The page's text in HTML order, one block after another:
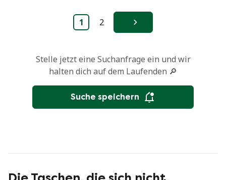
1 2 Weiter
Stelle jetzt eine Suchanfrage ein und wir
halten dich auf dem Laufenden 🔎
Suche speichern